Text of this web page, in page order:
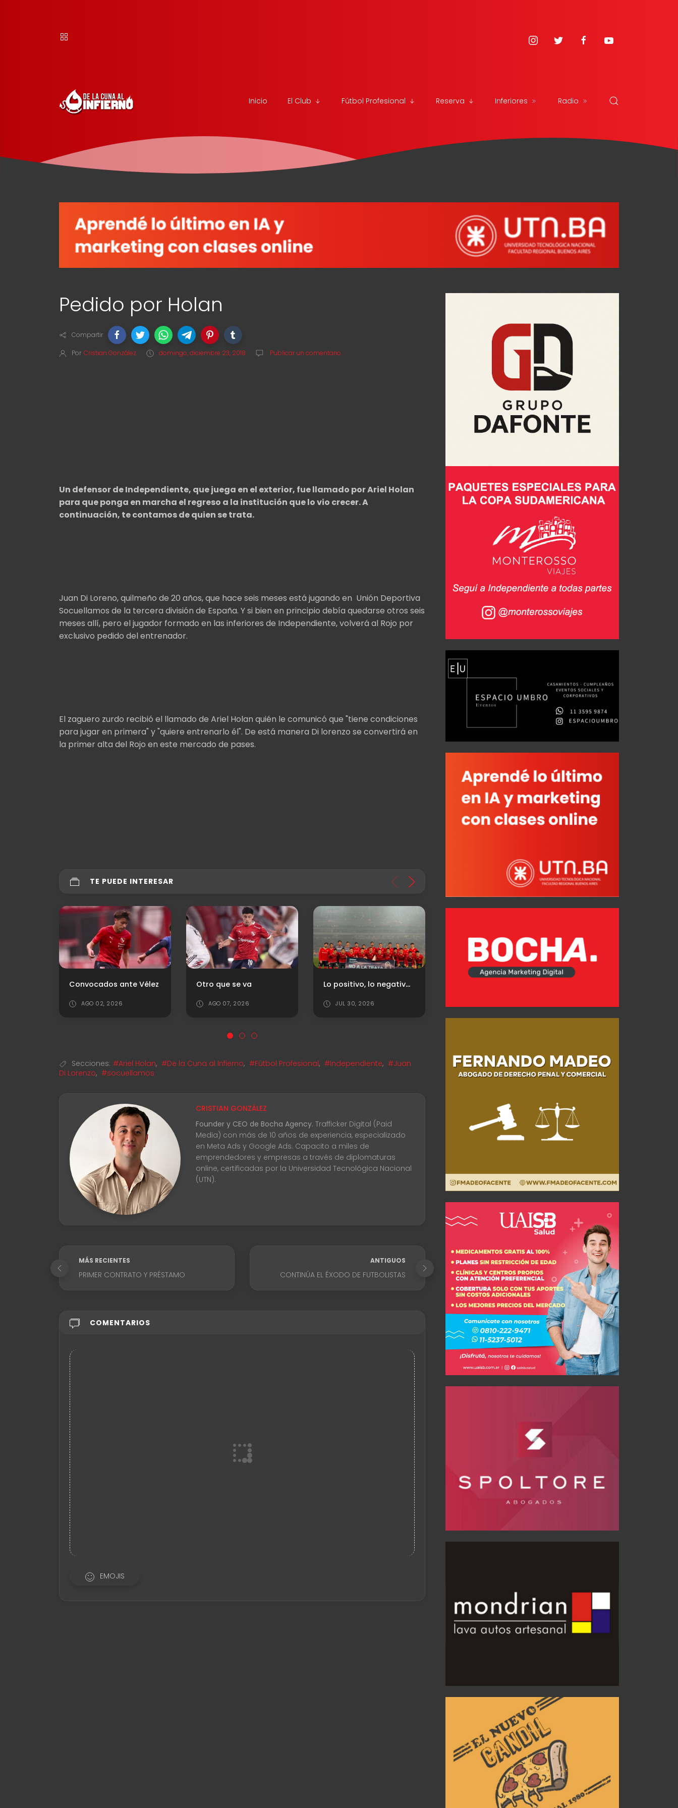
Inicio El Club Fútbol Profesional Reserva Inferiores Radio
Pedido por Holan
Compartir
Por Cristian González domingo, diciembre 23, 2018 Publicar un comentario
Un defensor de Independiente, que juega en el exterior, fue llamado por Ariel Holan
para que ponga en marcha el regreso a la institución que lo vio crecer. A
continuación, te contamos de quien se trata.
Juan Di Loreno, quilmeño de 20 años, que hace seis meses está jugando en Unión Deportiva
Socuellamos de la tercera división de España. Y si bien en principio debía quedarse otros seis
meses allí, pero el jugador formado en las inferiores de Independiente, volverá al Rojo por
exclusivo pedido del entrenador.
El zaguero zurdo recibió el llamado de Ariel Holan quién le comunicó que "tiene condiciones
para jugar en primera" y "quiere entrenarlo él". De está manera Di lorenzo se convertirá en
la primer alta del Rojo en este mercado de pases.
TE PUEDE INTERESAR
Otro que se va
AGO 07, 2026 JUL 30, 2026
Árbitro e Historial vs. Newell's
JUL 29, 2026
Secciones: #Ariel Holan, #De la Cuna al Infierno, #Fútbol Profesional, #Independiente, #Juan
Di Lorenzo, #socuellamos
CRISTIAN GONZÁLEZ
Founder y CEO de Bocha Agency. Trafficker Digital (Paid
Media) con más de 10 años de experiencia, especializado
en Meta Ads y Google Ads. Capacito a miles de
emprendedores y empresas a través de diplomaturas
online, certificadas por la Universidad Tecnológica Nacional
(UTN).
MÁS RECIENTES
PRIMER CONTRATO Y PRÉSTAMO
ANTIGUOS
CONTINÚA EL ÉXODO DE FUTBOLISTAS
COMENTARIOS
EMOJIS